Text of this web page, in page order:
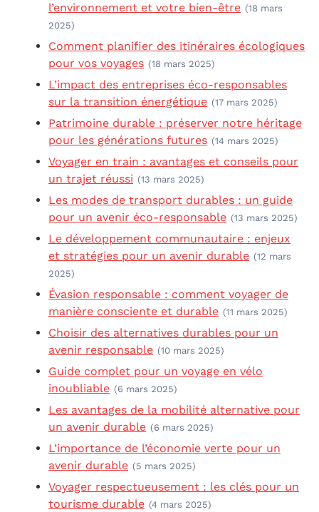
l’environnement et votre bien-être (18 mars
2025)
Comment planifier des itinéraires écologiques
pour vos voyages (18 mars 2025)
L’impact des entreprises éco-responsables
sur la transition énergétique (17 mars 2025)
Patrimoine durable : préserver notre héritage
pour les générations futures (14 mars 2025)
Voyager en train : avantages et conseils pour
un trajet réussi (13 mars 2025)
Les modes de transport durables : un guide
pour un avenir éco-responsable (13 mars 2025)
Le développement communautaire : enjeux
et stratégies pour un avenir durable (12 mars
2025)
Évasion responsable : comment voyager de
manière consciente et durable (11 mars 2025)
Choisir des alternatives durables pour un
avenir responsable (10 mars 2025)
Guide complet pour un voyage en vélo
inoubliable (6 mars 2025)
Les avantages de la mobilité alternative pour
un avenir durable (6 mars 2025)
L’importance de l’économie verte pour un
avenir durable (5 mars 2025)
Voyager respectueusement : les clés pour un
tourisme durable (4 mars 2025)